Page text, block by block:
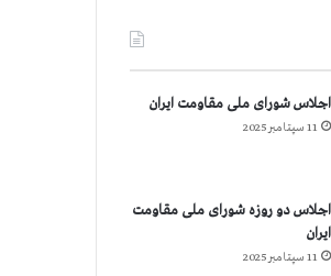
اجلاس شورای ملی مقاومت ایران
11 سپتامبر 2025
اجلاس دو روزه شورای ملی مقاومت
ایران
11 سپتامبر 2025